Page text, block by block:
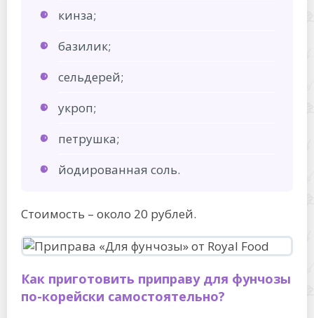
кинза;
базилик;
сельдерей;
укроп;
петрушка;
йодированная соль.
Стоимость – около 20 рублей.
Как приготовить приправу для фунчозы
по-корейски самостоятельно?